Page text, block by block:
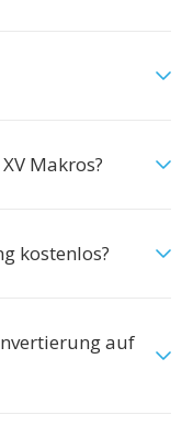
Makros?
kostenlos?
auf